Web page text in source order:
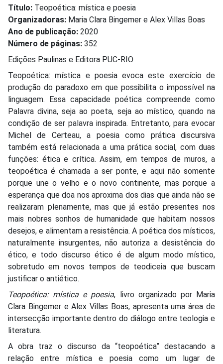
Título: Teopoética: mística e poesia
Organizadoras: Maria Clara Bingemer e Alex Villas Boas
Ano de publicação: 2020
Número de páginas: 352
Edições Paulinas e Editora PUC-RIO
Teopoética: mística e poesia evoca este exercício de
produção do paradoxo em que possibilita o impossível na
linguagem. Essa capacidade poética compreende como
Palavra divina, seja ao poeta, seja ao místico, quando na
condição de ser palavra inspirada. Entretanto, para evocar
Michel de Certeau, a poesia como prática discursiva
também está relacionada a uma prática social, com duas
funções: ética e crítica. Assim, em tempos de muros, a
teopoética é chamada a ser ponte, e aqui não somente
porque une o velho e o novo continente, mas porque a
esperança que doa nos aproxima dos dias que ainda não se
realizaram plenamente, mas que já estão presentes nos
mais nobres sonhos de humanidade que habitam nossos
desejos, e alimentam a resistência. A poética dos místicos,
naturalmente insurgentes, não autoriza a desistência do
ético, e todo discurso ético é de algum modo místico,
sobretudo em novos tempos de teodiceia que buscam
justificar o antiético.
Teopoética: mística e poesia, livro organizado por Maria
Clara Bingemer e Alex Villas Boas, apresenta uma área de
in­tersecção importante dentro do diálogo entre teologia e
literatura.
A obra traz o discurso da “teopoética” destacando a
relação entre mística e poesia como um lugar de